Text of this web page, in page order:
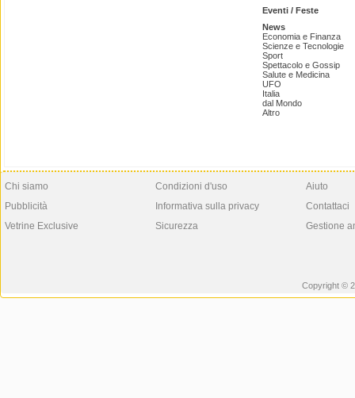
Eventi / Feste
News
Economia e Finanza
Scienze e Tecnologie
Sport
Spettacolo e Gossip
Salute e Medicina
UFO
Italia
dal Mondo
Altro
Chi siamo
Pubblicità
Vetrine Exclusive
Condizioni d'uso
Informativa sulla privacy
Sicurezza
Aiuto
Contattaci
Gestione
Copyright ©